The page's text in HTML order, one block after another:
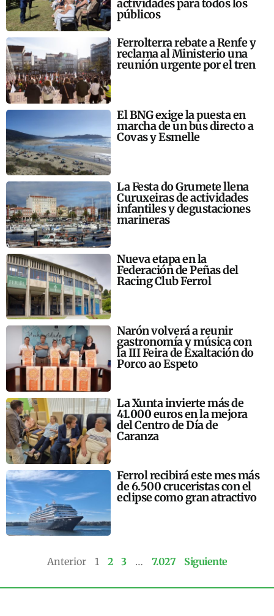
actividades para todos los
públicos
Ferrolterra rebate a Renfe y
reclama al Ministerio una
reunión urgente por el tren
El BNG exige la puesta en
marcha de un bus directo a
Covas y Esmelle
La Festa do Grumete llena
Curuxeiras de actividades
infantiles y degustaciones
marineras
Nueva etapa en la
Federación de Peñas del
Racing Club Ferrol
Narón volverá a reunir
gastronomía y música con
la III Feira de Exaltación do
Porco ao Espeto
La Xunta invierte más de
41.000 euros en la mejora
del Centro de Día de
Caranza
Ferrol recibirá este mes más
de 6.500 cruceristas con el
eclipse como gran atractivo
Anterior 1 2 3 … 7.027 Siguiente